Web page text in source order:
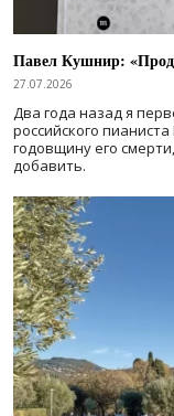
Павел Кушнир:
27.07.2026
Два года назад я
российского
годовщину его
добавить.